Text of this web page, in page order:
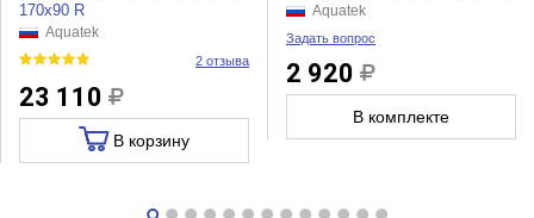
170х90 R
Aquatek
2 отзыва
23 110
В корзину
Aquatek
Задать вопрос
2 920
В комплекте